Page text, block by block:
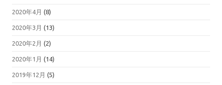
2020年4月 (8)
2020年3月 (13)
2020年2月 (2)
2020年1月 (14)
2019年12月 (5)